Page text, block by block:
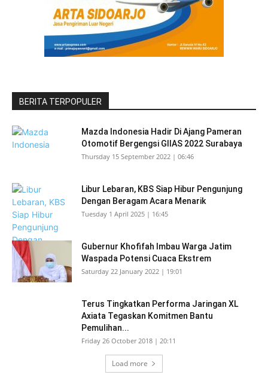
BERITA TERPOPULER
Mazda Indonesia Hadir Di Ajang Pameran
Otomotif Bergengsi GIIAS 2022 Surabaya
Thursday 15 September 2022 | 06:46
Libur Lebaran, KBS Siap Hibur Pengunjung
Dengan Beragam Acara Menarik
Tuesday 1 April 2025 | 16:45
Gubernur Khofifah Imbau Warga Jatim
Waspada Potensi Cuaca Ekstrem
Saturday 22 January 2022 | 19:01
Terus Tingkatkan Performa Jaringan XL
Axiata Tegaskan Komitmen Bantu
Pemulihan...
Friday 26 October 2018 | 20:11
Load more